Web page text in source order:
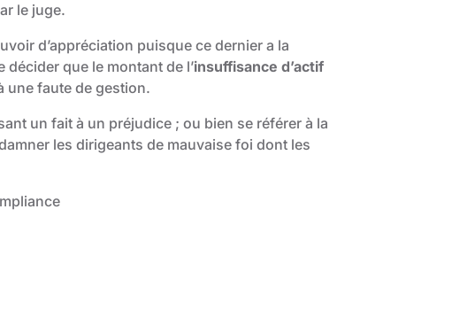
le juge.
d’appréciation puisque ce dernier a la
que le montant de l’insuffisance d’actif
une faute de gestion.
un fait à un préjudice ; ou bien se référer à la
les dirigeants de mauvaise foi dont les